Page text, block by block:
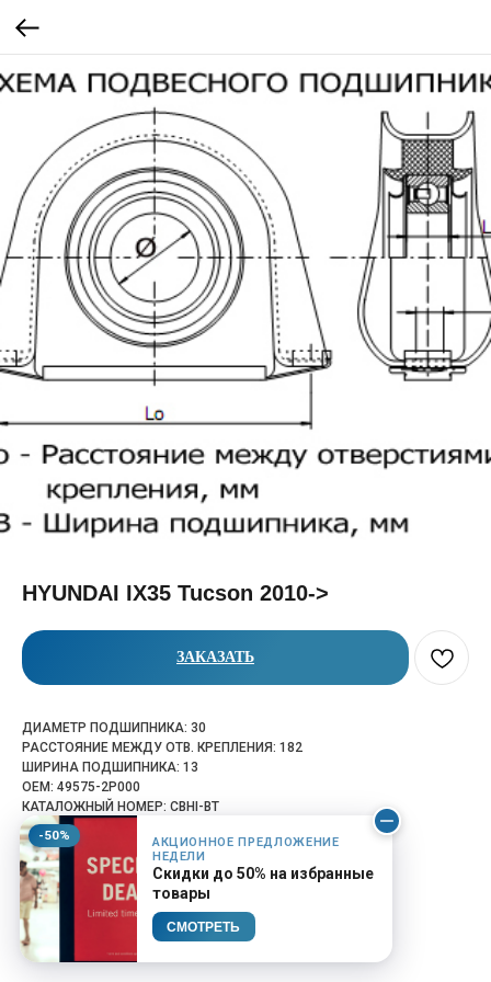
-50%
АКЦИОННОЕ ПРЕДЛОЖЕНИЕ
НЕДЕЛИ
Скидки до 50% на избранные
товары
СМОТРЕТЬ
HYUNDAI IX35 Tucson 2010->
ЗАКАЗАТЬ
ДИАМЕТР ПОДШИПНИКА: 30
РАССТОЯНИЕ МЕЖДУ ОТВ. КРЕПЛЕНИЯ: 182
ШИРИНА ПОДШИПНИКА: 13
OEM: 49575-2P000
КАТАЛОЖНЫЙ НОМЕР: CBHI-BT